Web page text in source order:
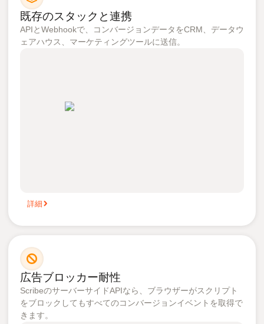
既存のスタックと連携
APIとWebhookで、コンバージョンデータをCRM、データウ
ェアハウス、マーケティングツールに送信。
詳細
広告ブロッカー耐性
ScribeのサーバーサイドAPIなら、ブラウザーがスクリプト
をブロックしてもすべてのコンバージョンイベントを取得で
きます。